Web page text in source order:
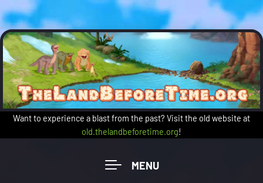
Skip to main content
Want to experience a blast from the past? Visit the old website at
old.thelandbeforetime.org!